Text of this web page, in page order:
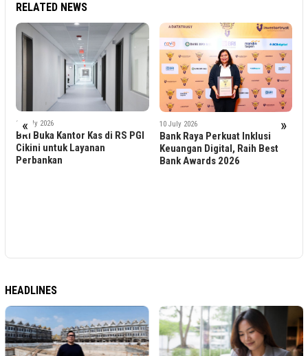
RELATED NEWS
« »
29 July 2026
BRI Buka Kantor Kas di RS PGI
Cikini untuk Layanan
Perbankan
10 July 2026
Bank Raya Perkuat Inklusi
Keuangan Digital, Raih Best
Bank Awards 2026
HEADLINES